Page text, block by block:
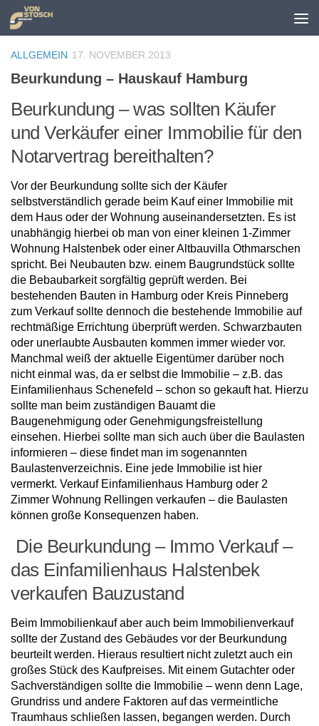
Zum Inhalt springen
ALLGEMEIN 17. NOVEMBER 2013
Beurkundung – Hauskauf Hamburg
Beurkundung – was sollten Käufer
und Verkäufer einer Immobilie für den
Notarvertrag bereithalten?
Vor der Beurkundung sollte sich der Käufer
selbstverständlich gerade beim Kauf einer Immobilie mit
dem Haus oder der Wohnung auseinandersetzten. Es ist
unabhängig hierbei ob man von einer kleinen 1-Zimmer
Wohnung Halstenbek oder einer Altbauvilla Othmarschen
spricht. Bei Neubauten bzw. einem Baugrundstück sollte
die Bebaubarkeit sorgfältig geprüft werden. Bei
bestehenden Bauten in Hamburg oder Kreis Pinneberg
zum Verkauf sollte dennoch die bestehende Immobilie auf
rechtmäßige Errichtung überprüft werden. Schwarzbauten
oder unerlaubte Ausbauten kommen immer wieder vor.
Manchmal weiß der aktuelle Eigentümer darüber noch
nicht einmal was, da er selbst die Immobilie – z.B. das
Einfamilienhaus Schenefeld – schon so gekauft hat. Hierzu
sollte man beim zuständigen Bauamt die
Baugenehmigung oder Genehmigungsfreistellung
einsehen. Hierbei sollte man sich auch über die Baulasten
informieren – diese findet man im sogenannten
Baulastenverzeichnis. Eine jede Immobilie ist hier
vermerkt. Verkauf Einfamilienhaus Hamburg oder 2
Zimmer Wohnung Rellingen verkaufen – die Baulasten
können große Konsequenzen haben.
Die Beurkundung – Immo Verkauf –
das Einfamilienhaus Halstenbek
verkaufen Bauzustand
Beim Immobilienkauf aber auch beim Immobilienverkauf
sollte der Zustand des Gebäudes vor der Beurkundung
beurteilt werden. Hieraus resultiert nicht zuletzt auch ein
großes Stück des Kaufpreises. Mit einem Gutachter oder
Sachverständigen sollte die Immobilie – wenn denn Lage,
Grundriss und andere Faktoren auf das vermeintliche
Traumhaus schließen lassen, begangen werden. Durch